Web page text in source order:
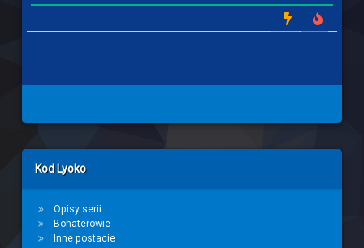
Left Sidebar
Kod Lyoko
Opisy serii
Bohaterowie
Inne postacie